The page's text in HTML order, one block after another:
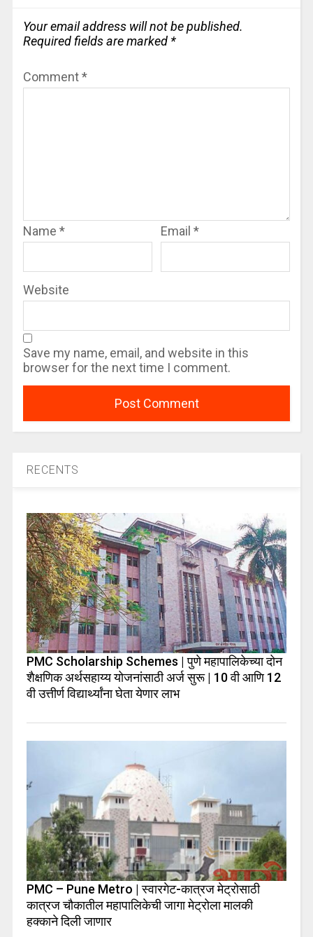
Your email address will not be published.
Required fields are marked *
Comment*
Name * Email *
Website
Save my name, email, and website in this
browser for the next time I comment.
RECENTS
PMC Scholarship Schemes | पुणे महापालिकेच्या दोन
शैक्षणिक अर्थसहाय्य योजनांसाठी अर्ज सुरू | 10 वी आणि 12
वी उत्तीर्ण विद्यार्थ्यांना घेता येणार लाभ
PMC – Pune Metro | स्वारगेट-कात्रज मेट्रोसाठी
कात्रज चौकातील महापालिकेची जागा मेट्रोला मालकी
हक्काने दिली जाणार